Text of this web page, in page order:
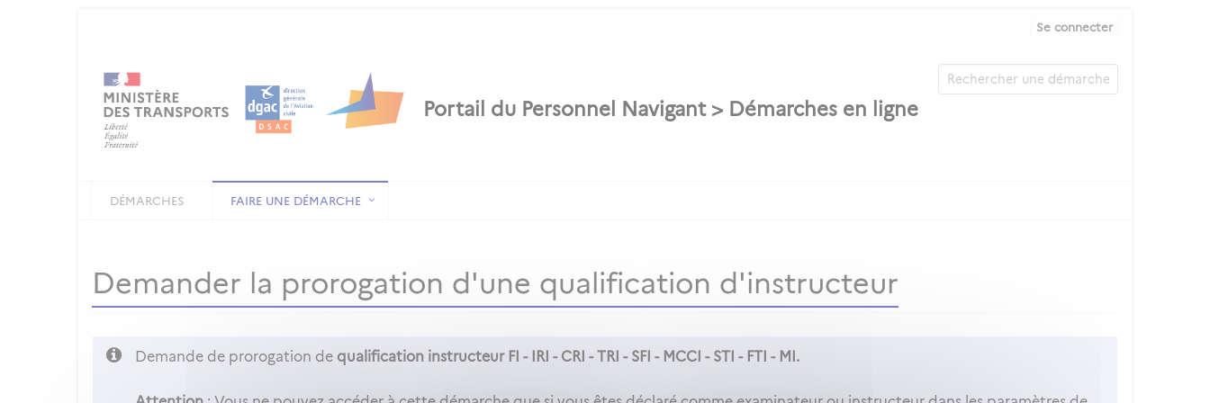
Se connecter
DÉMARCHES FAIRE UNE DÉMARCHE
Demander la prorogation d'une qualification d'instructeur
Demande de prorogation de qualification instructeur FI - IRI - CRI - TRI - SFI - MCCI - STI - FTI - MI.